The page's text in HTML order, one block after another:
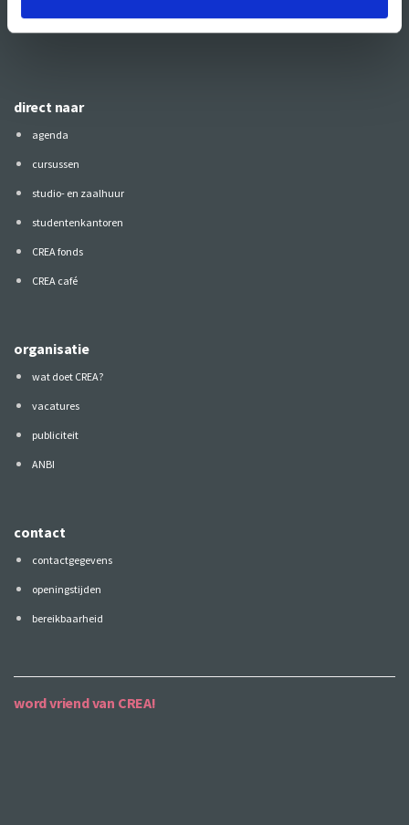
direct naar
agenda
cursussen
studio- en zaalhuur
studentenkantoren
CREA fonds
CREA café
organisatie
wat doet CREA?
vacatures
publiciteit
ANBI
contact
contactgegevens
openingstijden
bereikbaarheid
word vriend van CREA!